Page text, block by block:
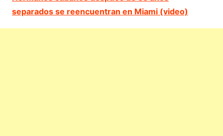
separados se reencuentran en Miami (video)